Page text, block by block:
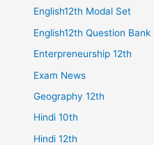
English12th Modal Set
English12th Question Bank
Enterpreneurship 12th
Exam News
Geography 12th
Hindi 10th
Hindi 12th